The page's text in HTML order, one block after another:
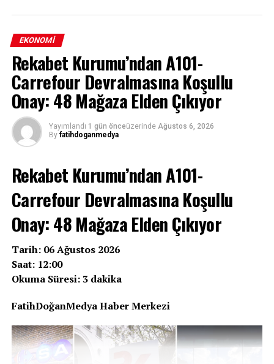
EKONOMI
Rekabet Kurumu’ndan A101-
Carrefour Devralmasına Koşullu
Onay: 48 Mağaza Elden Çıkıyor
Yayımlandı 1 gün önceüzerinde Ağustos 6, 2026
By fatihdoganmedya
Rekabet Kurumu’ndan A101-
Carrefour Devralmasına Koşullu
Onay: 48 Mağaza Elden Çıkıyor
Tarih: 06 Ağustos 2026
Saat: 12:00
Okuma Süresi: 3 dakika
FatihDoğanMedya Haber Merkezi